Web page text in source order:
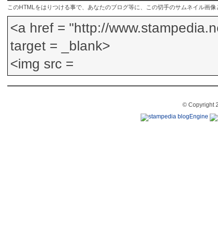
このHTMLをはりつける事で、あなたのブログ等に、この切手のサムネイル画
© Copyright